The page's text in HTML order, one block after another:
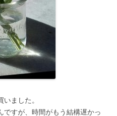
ました。
すが、時間がもう結構遅かっ